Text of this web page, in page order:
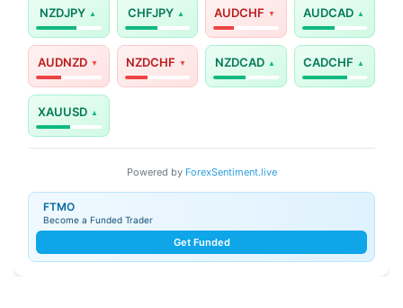
NZDJPY CHFJPY AUDCHF AUDCAD
AUDNZD NZDCHF NZDCAD CADCHF
XAUUSD
Powered by ForexSentiment.live
FTMO
Become a Funded Trader
Get Funded